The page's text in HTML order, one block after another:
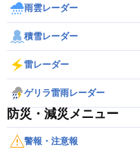
雨雲レーダー
積雪レーダー
雷レーダー
ゲリラ雷雨レーダー
防災・減災メニュー
警報・注意報